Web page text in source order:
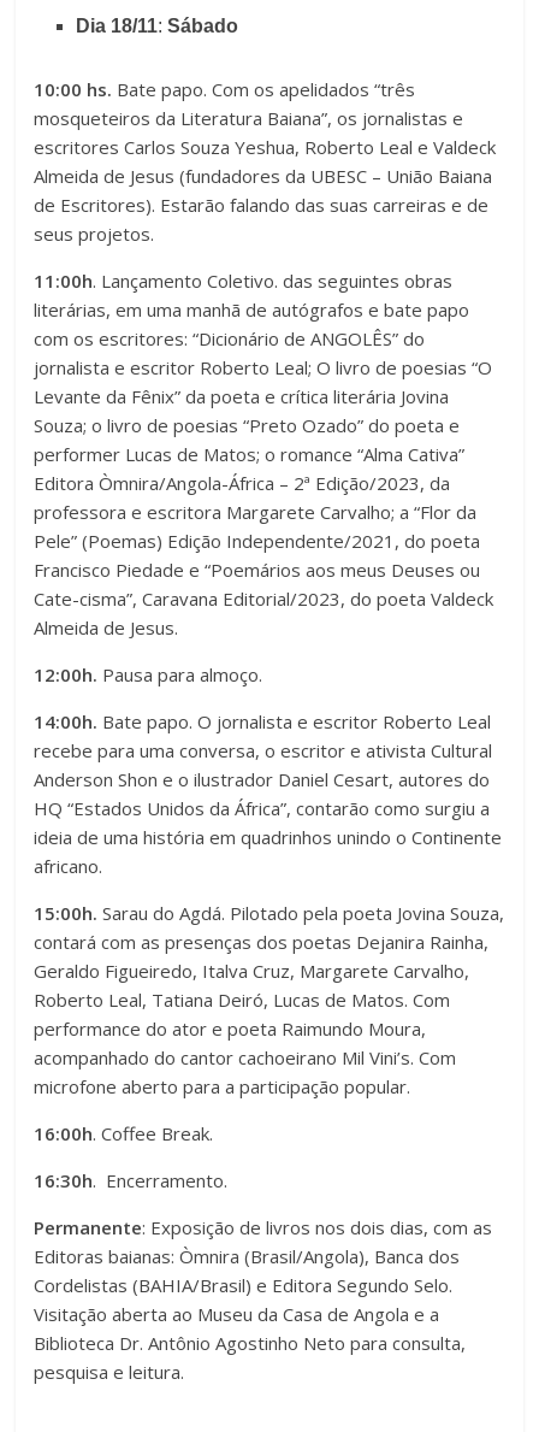
m
Dia 18/11: Sábado
10:00 hs. Bate papo. Com os apelidados “três
mosqueteiros da Literatura Baiana”, os jornalistas e
escritores Carlos Souza Yeshua, Roberto Leal e Valdeck
Almeida de Jesus (fundadores da UBESC – União Baiana
de Escritores). Estarão falando das suas carreiras e de
seus projetos.
11:00h. Lançamento Coletivo. das seguintes obras
literárias, em uma manhã de autógrafos e bate papo
com os escritores: “Dicionário de ANGOLÊS” do
jornalista e escritor Roberto Leal; O livro de poesias “O
Levante da Fênix” da poeta e crítica literária Jovina
Souza; o livro de poesias “Preto Ozado” do poeta e
performer Lucas de Matos; o romance “Alma Cativa”
Editora Òmnira/Angola-África – 2ª Edição/2023, da
professora e escritora Margarete Carvalho; a “Flor da
Pele” (Poemas) Edição Independente/2021, do poeta
Francisco Piedade e “Poemários aos meus Deuses ou
Cate-cisma”, Caravana Editorial/2023, do poeta Valdeck
Almeida de Jesus.
12:00h. Pausa para almoço.
14:00h. Bate papo. O jornalista e escritor Roberto Leal
recebe para uma conversa, o escritor e ativista Cultural
Anderson Shon e o ilustrador Daniel Cesart, autores do
HQ “Estados Unidos da África”, contarão como surgiu a
ideia de uma história em quadrinhos unindo o Continente
africano.
15:00h. Sarau do Agdá. Pilotado pela poeta Jovina Souza,
contará com as presenças dos poetas Dejanira Rainha,
Geraldo Figueiredo, Italva Cruz, Margarete Carvalho,
Roberto Leal, Tatiana Deiró, Lucas de Matos. Com
performance do ator e poeta Raimundo Moura,
acompanhado do cantor cachoeirano Mil Vini’s. Com
microfone aberto para a participação popular.
16:00h. Coffee Break.
16:30h. Encerramento.
Permanente: Exposição de livros nos dois dias, com as
Editoras baianas: Òmnira (Brasil/Angola), Banca dos
Cordelistas (BAHIA/Brasil) e Editora Segundo Selo.
Visitação aberta ao Museu da Casa de Angola e a
Biblioteca Dr. Antônio Agostinho Neto para consulta,
pesquisa e leitura.